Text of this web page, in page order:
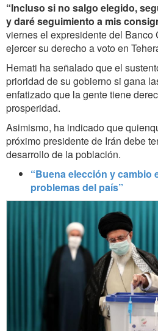
“Incluso si no salgo elegido,
y daré seguimiento a mis
viernes el expresidente del Banco
ejercer su derecho a voto en
Hemati ha señalado que el
prioridad de su gobierno si gana
enfatizado que la gente tiene
prosperidad.
Asimismo, ha indicado que
próximo presidente de Irán debe
desarrollo de la población.
“Buena elección y cambio
problemas del país”